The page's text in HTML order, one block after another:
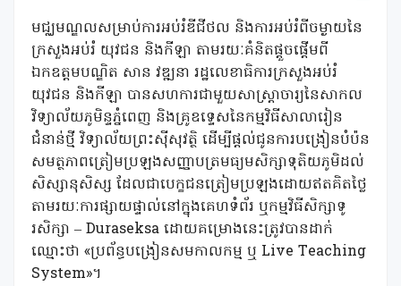
មជ្ឈមណ្ឌលសម្រាប់ការអប់រំឌីជីថល និងការអប់រំពីចម្ងាយនៃ
ក្រសួងអប់រំ យុវជន និងកីឡា តាមរយៈគំនិតផ្ដួចផ្ដើមពី
ឯកឧត្ដមបណ្ឌិត សាន វឌ្ឍនា រដ្ឋលេខាធិការក្រសួងអប់រំ
យុវជន និងកីឡា បានសហការជាមួយសាស្ត្រាចារ្យនៃសាកល
វិទ្យាល័យភូមិន្ទភ្នំពេញ និងគ្រូឧទ្ទេសនៃកម្មវិធីសាលារៀន
ជំនាន់ថ្មី វិទ្យាល័យព្រះស៊ីសុវត្ថិ ដើម្បីផ្ដល់ជូនការបង្រៀនបំប៉ន
សមត្ថភាពត្រៀមប្រឡងសញ្ញាបត្រមធ្យមសិក្សាទុតិយភូមិដល់
សិស្សានុសិស្ស ដែលជាបេក្ខជនត្រៀមប្រឡងដោយឥតគិតថ្លៃ
តាមរយៈការផ្សាយផ្ទាល់នៅក្នុងគេហទំព័រ ឬកម្មវិធីសិក្សាទូ
រសិក្សា – Duraseksa ដោយគម្រោងនេះត្រូវបានដាក់
ឈ្មោះថា «ប្រព័ន្ធបង្រៀនសមកាលកម្ម ឬ Live Teaching
System»។